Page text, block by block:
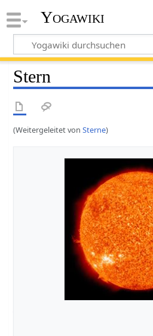
Yogawiki
Stern
(Weitergeleitet vonSterne)